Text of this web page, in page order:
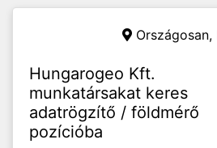
Országosan,
Hungarogeo Kft.
munkatársakat keres
adatrögzítő / földmérő
pozícióba